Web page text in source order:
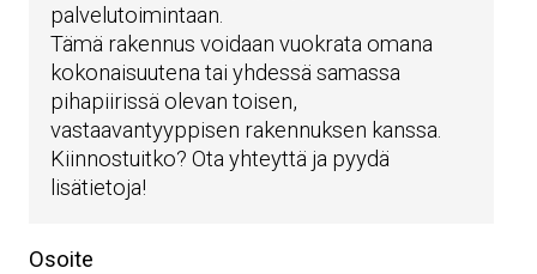
palvelutoimintaan.
Tämä rakennus voidaan vuokrata omana
kokonaisuutena tai yhdessä samassa
pihapiirissä olevan toisen,
vastaavantyyppisen rakennuksen kanssa.
Kiinnostuitko? Ota yhteyttä ja pyydä
lisätietoja!
Osoite